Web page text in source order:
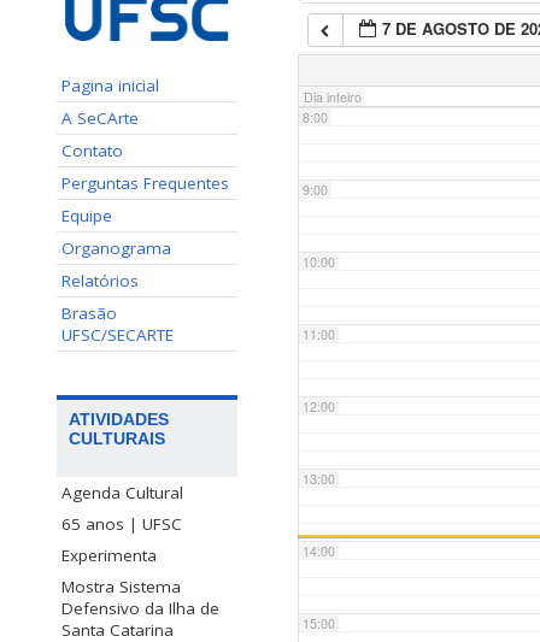
Pagina inicial
A SeCArte
Contato
Perguntas Frequentes
Equipe
Organograma
Relatórios
Brasão
UFSC/SECARTE
ATIVIDADES
CULTURAIS
Agenda Cultural
65 anos | UFSC
Experimenta
Mostra Sistema
Defensivo da Ilha de
Santa Catarina
7 DE AGOSTO DE
Dia inteiro
7:00
8:00
9:00
10:00
11:00
12:00
13:00
14:00
15:00